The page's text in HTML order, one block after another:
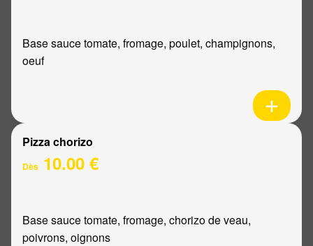
Base sauce tomate, fromage, poulet, champignons,
oeuf
Pizza chorizo
Dès 10.00 €
Base sauce tomate, fromage, chorizo de veau,
poivrons, oignons